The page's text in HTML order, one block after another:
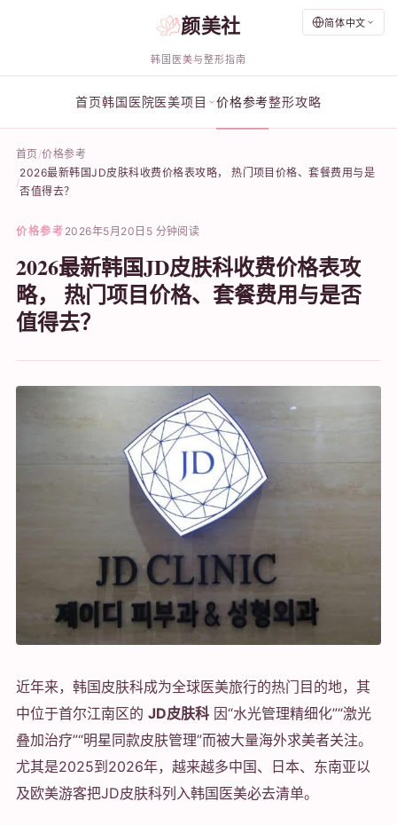
简体中文
颜美社
韩国医美与整形指南
首页韩国医院医美项目 价格参考整形攻略
首页 价格参考
2026最新韩国JD皮肤科收费价格表攻略， 热门项目价格、套餐费用与是
否值得去？
价格参考 2026年5月20日 5 分钟阅读
2026最新韩国JD皮肤科收费价格表攻
略， 热门项目价格、套餐费用与是否
值得去？
近年来，韩国皮肤科成为全球医美旅行的热门目的地，其
中位于首尔江南区的 JD皮肤科 因“水光管理精细化”“激光
叠加治疗”“明星同款皮肤管理”而被大量海外求美者关注。
尤其是2025到2026年，越来越多中国、日本、东南亚以
及欧美游客把JD皮肤科列入韩国医美必去清单。